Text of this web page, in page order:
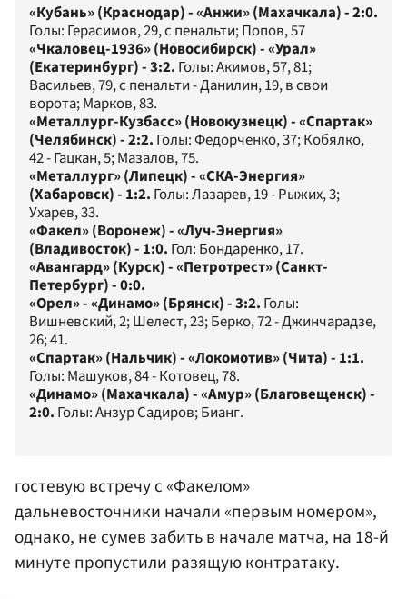
«Кубань» (Краснодар) - «Анжи» (Махачкала) - 2:0.
Голы: Герасимов, 29, с пенальти; Попов, 57
«Чкаловец-1936» (Новосибирск) - «Урал»
(Екатеринбург) - 3:2. Голы: Акимов, 57, 81;
Васильев, 79, с пенальти - Данилин, 19, в свои
ворота; Марков, 83.
«Металлург-Кузбасс» (Новокузнецк) - «Спартак»
(Челябинск) - 2:2. Голы: Федорченко, 37; Кобялко,
42 - Гацкан, 5; Мазалов, 75.
«Металлург» (Липецк) - «СКА-Энергия»
(Хабаровск) - 1:2. Голы: Лазарев, 19 - Рыжих, 3;
Ухарев, 33.
«Факел» (Воронеж) - «Луч-Энергия»
(Владивосток) - 1:0. Гол: Бондаренко, 17.
«Авангард» (Курск) - «Петротрест» (Санкт-
Петербург) - 0:0.
«Орел» - «Динамо» (Брянск) - 3:2. Голы:
Вишневский, 2; Шелест, 23; Берко, 72 - Джинчарадзе,
26; 41.
«Спартак» (Нальчик) - «Локомотив» (Чита) - 1:1.
Голы: Машуков, 84 - Котовец, 78.
«Динамо» (Махачкала) - «Амур» (Благовещенск) -
2:0. Голы: Анзур Садиров; Бианг.
гостевую встречу с «Факелом»
дальневосточники начали «первым номером»,
однако, не сумев забить в начале матча, на 18-й
минуте пропустили разящую контратаку.